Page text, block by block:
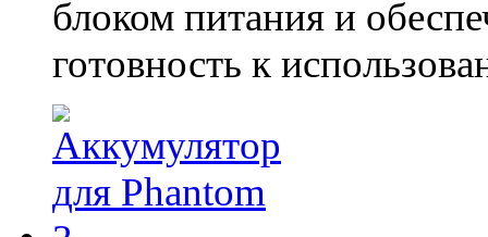
блоком питания и
готовность к